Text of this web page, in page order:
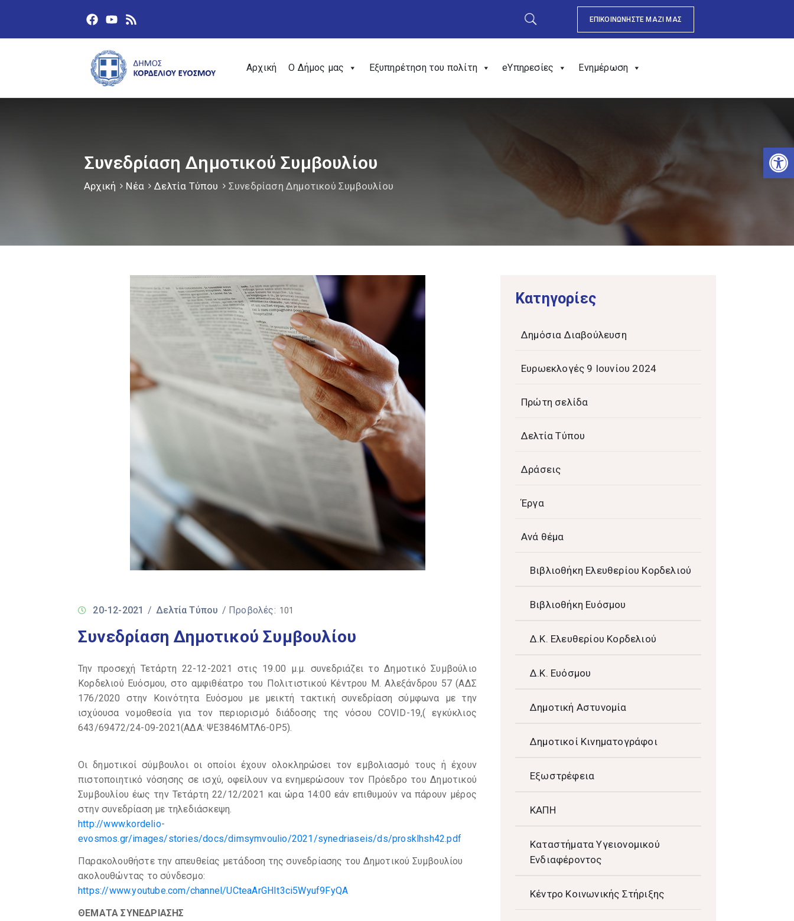
ΕΠΙΚΟΙΝΩΝΗΣΤΕ ΜΑΖΙ ΜΑΣ
Αρχική Ο Δήμος μας Εξυπηρέτηση του πολίτη eΥπηρεσίες Ενημέρωση
Συνεδρίαση Δημοτικού Συμβουλίου
Αρχική Νέα Δελτία Τύπου Συνεδρίαση Δημοτικού Συμβουλίου
20-12-2021 / Δελτία Τύπου / Προβολές: 101
Συνεδρίαση Δημοτικού Συμβουλίου
Την προσεχή Τετάρτη 22-12-2021 στις 19.00 μ.μ. συνεδριάζει το Δημοτικό Συμβούλιο
Κορδελιού Ευόσμου, στο αμφιθέατρο του Πολιτιστικού Κέντρου Μ. Αλεξάνδρου 57 (ΑΔΣ
176/2020 στην Κοινότητα Ευόσμου
με μεικτή τακτική συνεδρίαση σύμφωνα με την
ισχύουσα νομοθεσία για τον περιορισμό διάδοσης της νόσου COVID-19,( εγκύκλιος
643/69472/24-09-2021(ΑΔΑ: ΨΕ3846ΜΤΛ6-0Ρ5).
Οι δημοτικοί σύμβουλοι οι οποίοι έχουν ολοκληρώσει τον εμβολιασμό τους ή έχουν
πιστοποιητικό νόσησης σε ισχύ, οφείλουν να ενημερώσουν τον Πρόεδρο του Δημοτικού
Συμβουλίου έως την Τετάρτη 22/12/2021 και ώρα 14:00 εάν επιθυμούν να πάρουν μέρος
στην συνεδρίαση με τηλεδιάσκεψη.
http://www.kordelio-
evosmos.gr/images/stories/docs/dimsymvoulio/2021/synedriaseis/ds/prosklhsh42.pdf
Παρακολουθήστε την απευθείας μετάδοση της συνεδρίασης του Δημοτικού Συμβουλίου
ακολουθώντας το σύνδεσμο:
https://www.youtube.com/channel/UCteaArGHIt3ci5Wyuf9FyQA
ΘΕΜΑΤΑ ΣΥΝΕΔΡΙΑΣΗΣ
Kατηγορίες
Δημόσια Διαβούλευση
Ευρωεκλογές 9 Ιουνίου 2024
Πρώτη σελίδα
Δελτία Τύπου
Δράσεις
Έργα
Ανά θέμα
Βιβλιοθήκη Ελευθερίου Κορδελιού
Βιβλιοθήκη Ευόσμου
Δ.Κ. Ελευθερίου Κορδελιού
Δ.Κ. Ευόσμου
Δημοτική Αστυνομία
Δημοτικοί Κινηματογράφοι
Εξωστρέφεια
ΚΑΠΗ
Καταστήματα Υγειονομικού
Ενδιαφέροντος
Κέντρο Κοινωνικής Στήριξης